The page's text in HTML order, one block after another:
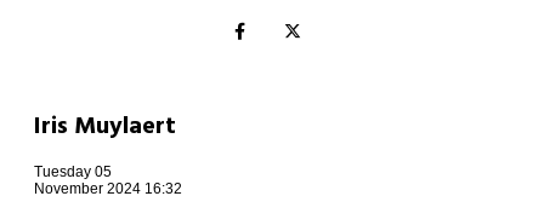
Consumentenbescherming
Kinderen en jongeren
Iris Muylaert
Tuesday 05
November 2024 16:32